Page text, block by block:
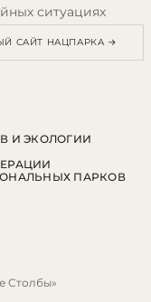
ситуациях
САЙТ НАЦПАРКА →
И ЭКОЛОГИИ
ПАРКОВ
Столбы»